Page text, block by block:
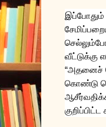
இப்போதும்
வீட்டுக்கு
“அதனைச்
கொண்டு
குறிப்பிட்ட